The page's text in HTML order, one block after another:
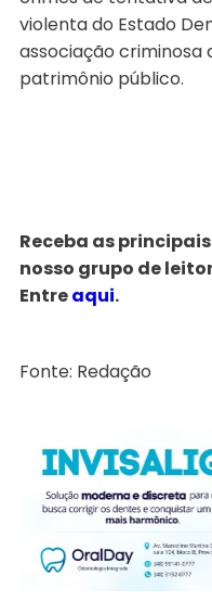
violenta do Estado
associação criminosa
patrimônio público.
Receba as
nosso grupo de
Entreaqui.
Fonte: Redação